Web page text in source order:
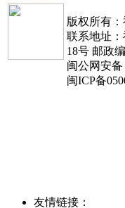
版权所有
联系地址
18号 邮政
闽公网安备
闽ICP备
友情链接：